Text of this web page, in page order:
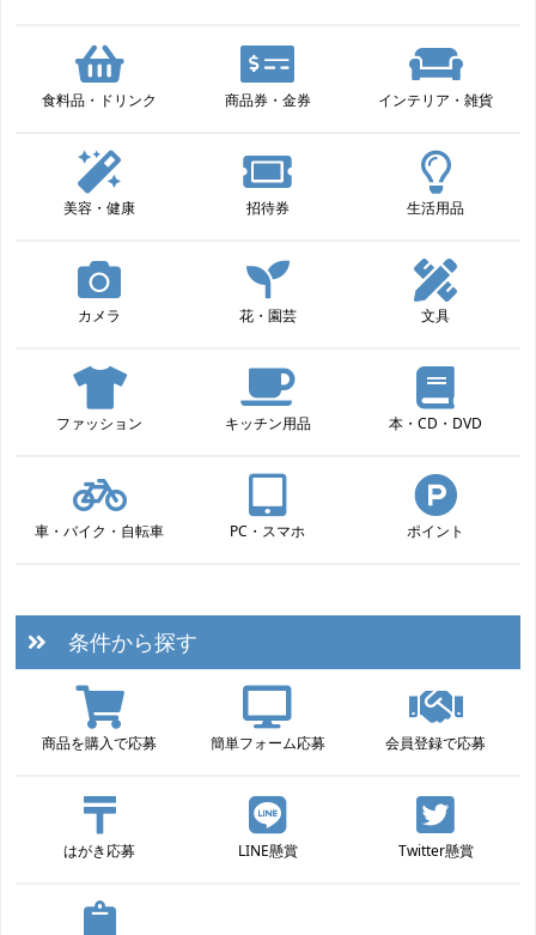
食料品・ドリンク 商品券・金券 インテリア・雑貨
美容・健康 招待券 生活用品
カメラ 花・園芸 文具
ファッション キッチン用品 本・CD・DVD
車・バイク・自転車 PC・スマホ ポイント
条件から探す
商品を購入で応募 簡単フォーム応募 会員登録で応募
はがき応募 LINE懸賞 Twitter懸賞